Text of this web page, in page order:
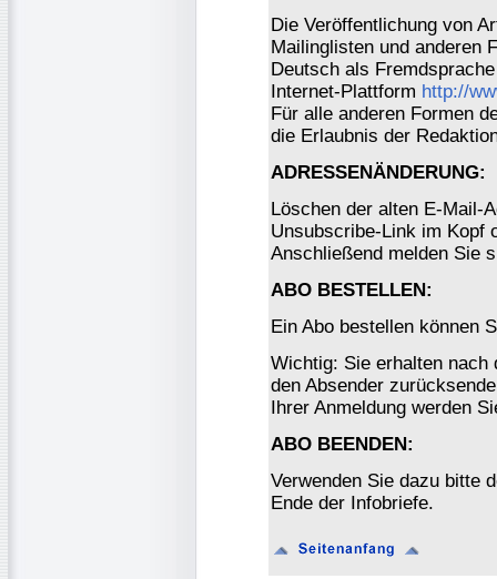
Die Veröffentlichung von
Mailinglisten und anderen
Deutsch als
Internet-Plattform http://
Für alle anderen Formen
die Erlaubnis der
ADRESSENÄNDERUNG:
Löschen der alten E-Mail-
Unsubscribe-Link im Kopf
Anschließend melden Sie
ABO BESTELLEN:
Ein Abo bestellen können
Wichtig: Sie erhalten nach
den Absender
Ihrer Anmeldung werden
ABO BEENDEN:
Verwenden Sie dazu bitte
Ende der Infobriefe.